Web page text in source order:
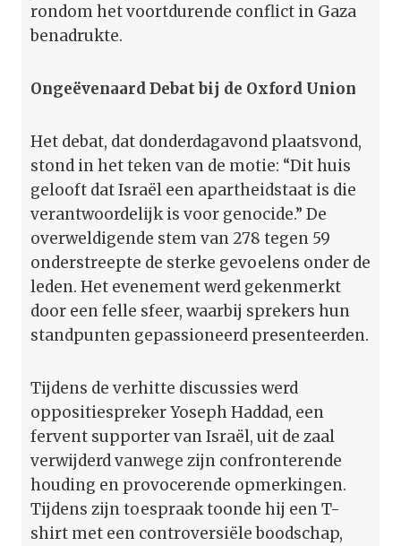
rondom het voortdurende conflict in Gaza
benadrukte.
Ongeëvenaard Debat bij de Oxford Union
Het debat, dat donderdagavond plaatsvond,
stond in het teken van de motie: “Dit huis
gelooft dat Israël een apartheidstaat is die
verantwoordelijk is voor genocide.” De
overweldigende stem van 278 tegen 59
onderstreepte de sterke gevoelens onder de
leden. Het evenement werd gekenmerkt
door een felle sfeer, waarbij sprekers hun
standpunten gepassioneerd presenteerden.
Tijdens de verhitte discussies werd
oppositiespreker Yoseph Haddad, een
fervent supporter van Israël, uit de zaal
verwijderd vanwege zijn confronterende
houding en provocerende opmerkingen.
Tijdens zijn toespraak toonde hij een T-
shirt met een controversiële boodschap,